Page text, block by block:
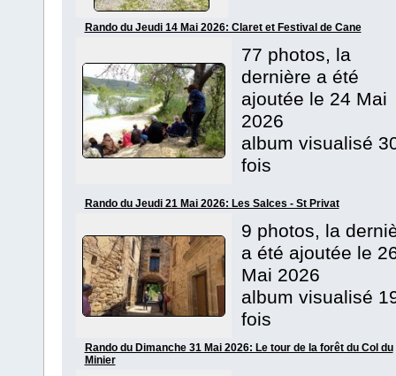
Rando du Jeudi 14 Mai 2026: Claret et Festival de Cane
77 photos, la
dernière a été
ajoutée le 24 Mai
2026
album visualisé
fois
Rando du Jeudi 21 Mai 2026: Les Salces - St Privat
9 photos, la
a été ajoutée le
Mai 2026
album visualisé
fois
Rando du Dimanche 31 Mai 2026: Le tour de la forêt du Col du
Minier